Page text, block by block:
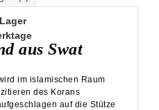
aus Swat
im islamischen Raum
des Korans
auf die Stütze